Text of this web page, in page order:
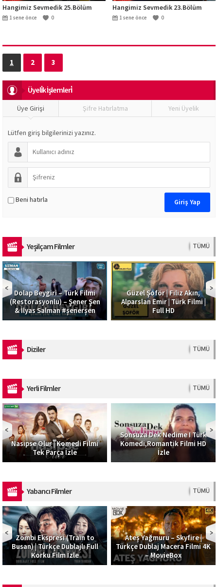
Hangimiz Sevmedik 25.Bölüm
1 sene önce 0
Hangimiz Sevmedik 23.Bölüm
1 sene önce 0
1 2 3
Üyeli̇k İşlemleri̇
Üye Girişi Şifre Hatırlatma Yeni Üyelik
Lütfen giriş bilgilerinizi yazınız.
Beni hatırla
Yeşilçam Filmler TÜMÜ
Dolap Beygiri – Türk Filmi
(Restorasyonlu) – Şener Şen
& İlyas Salman #şenerşen
Güzel Şoför | Filiz Akın,
Alparslan Emir | Türk Filmi |
Full HD
Diziler TÜMÜ
Yerli Filmler TÜMÜ
Nasipse Olur | Komedi Filmi
Tek Parça İzle
Sonsuza Dek Nedime I Türk
Komedi,Romantik Filmi HD
İzle
Yabancı Filmler TÜMÜ
Zombi Ekspresi (Train to
Busan) | Türkçe Dublajlı Full
Korku Film İzle
Ateş Yağmuru – Skyfire |
Türkçe Dublaj Macera Filmi 4K
– MovieBox